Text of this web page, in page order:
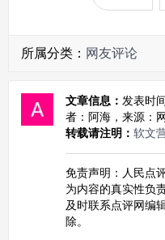
所属分类： 网友评论
文章信息： 发表时
者：阿海，来源：
转载请注明： 软文
免责声明：人民点
为内容的真实性负
及时联系点评网编
除。